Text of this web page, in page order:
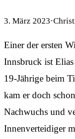
3. März 2023·
Einer der ersten
Innsbruck ist
19-Jährige beim
kam er doch
Nachwuchs und
Innenverteidiger